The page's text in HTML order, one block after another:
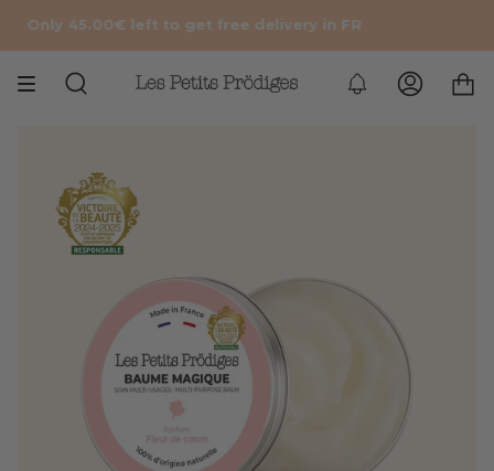
content
45.00€left to get free delivery in FR
Search